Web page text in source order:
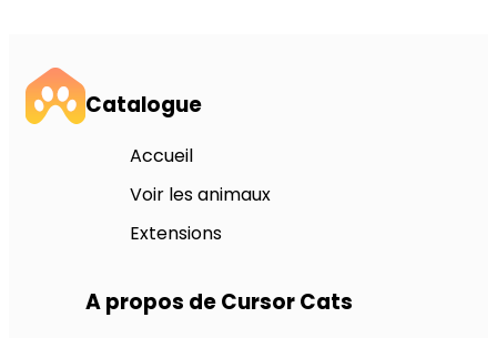
Catalogue
Accueil
Voir les animaux
Extensions
A propos de Cursor Cats